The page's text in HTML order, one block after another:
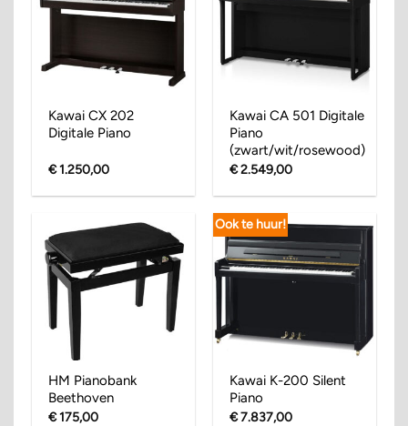
Kawai CX 202
Digitale Piano
€1.250,00
Kawai CA 501 Digitale
Piano
(zwart/wit/rosewood)
€2.549,00
HM Pianobank
Beethoven
€175,00
Ook te huur!
Kawai K-200 Silent
Piano
€7.837,00